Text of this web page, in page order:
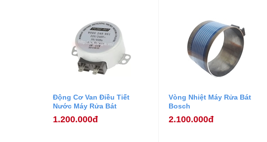
Động Cơ Van Điều Tiết
Nước Máy Rửa Bát
1.200.000đ
Vòng Nhiệt Máy Rửa Bát
Bosch
2.100.000đ